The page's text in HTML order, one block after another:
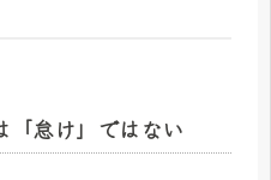
「怠け」ではない